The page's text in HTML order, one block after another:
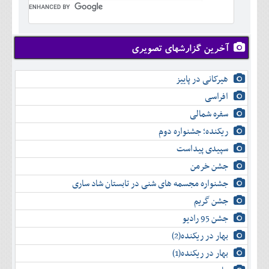
شهريور
مهر
آبان
آذر
دی
بهمن
اسفند
تير
مرداد
شهريور
مهر
آبان
آذر
دی
بهمن
اسفند
آخرین گزارشهای تصویری
هیرکانی در پاییز
افراسی
سفره شمالی
ریکنده؛ جشنواره دوم
سپیدی پیداست
جشن خرمن
جشنواره مجسمه های شنی در تابستان شاد ساری
جشن گریم
جشن 95 رادیو
بهار در ریکنده(2)
بهار در ریکنده(1)